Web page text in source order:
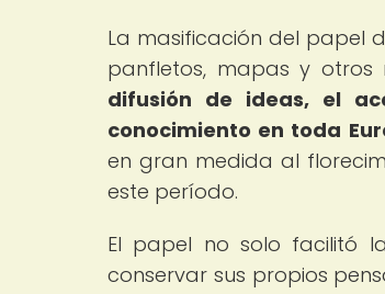
La masificación del papel
panfletos, mapas y otros
difusión de ideas, el
conocimiento en toda
en gran medida al
este período.
El papel no solo facilitó
conservar sus propios